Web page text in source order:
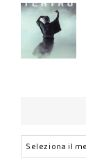
Archivi